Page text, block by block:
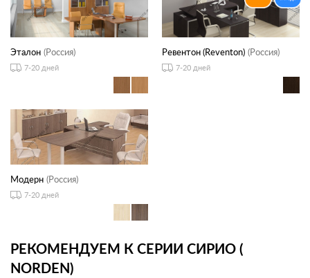
Эталон (Россия)
7-20 дней
Ревентон (Reventon) (Россия)
7-20 дней
Модерн (Россия)
7-20 дней
РЕКОМЕНДУЕМ К СЕРИИ СИРИО (
NORDEN)